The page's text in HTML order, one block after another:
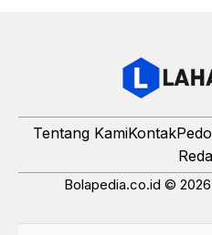
Tentang KamiKontak
Bolapedia.co.id ©